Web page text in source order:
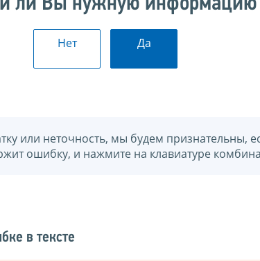
Нет Да
или неточность, мы будем признательны,
ошибку, и нажмите на клавиатуре
в тексте